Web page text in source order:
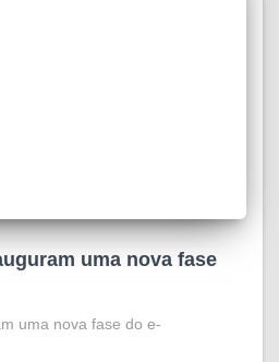
uma nova fase
uma nova fase do e-